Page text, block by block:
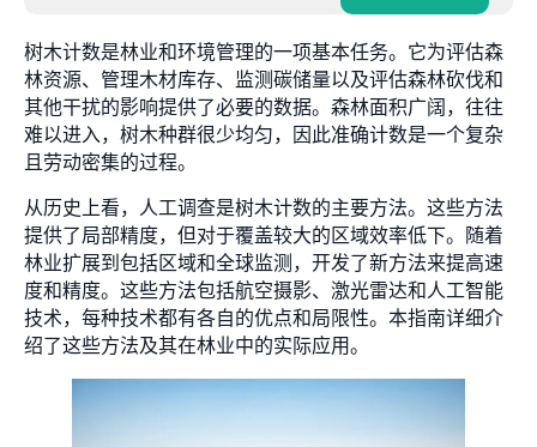
树木计数是林业和环境管理的一项基本任务。它为评估森
林资源、管理木材库存、监测碳储量以及评估森林砍伐和
其他干扰的影响提供了必要的数据。森林面积广阔，往往
难以进入，树木种群很少均匀，因此准确计数是一个复杂
且劳动密集的过程。
从历史上看，人工调查是树木计数的主要方法。这些方法
提供了局部精度，但对于覆盖较大的区域效率低下。随着
林业扩展到包括区域和全球监测，开发了新方法来提高速
度和精度。这些方法包括航空摄影、激光雷达和人工智能
技术，每种技术都有各自的优点和局限性。本指南详细介
绍了这些方法及其在林业中的实际应用。